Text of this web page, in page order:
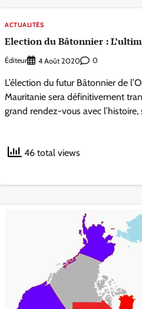
ACTUALITÉS
Election du Bâtonnier :
Éditeur 4 Août 2020 0
L’élection du futur Bâtonnier de
Mauritanie sera définitivement
grand rendez-vous avec l’histoire,
46 total views